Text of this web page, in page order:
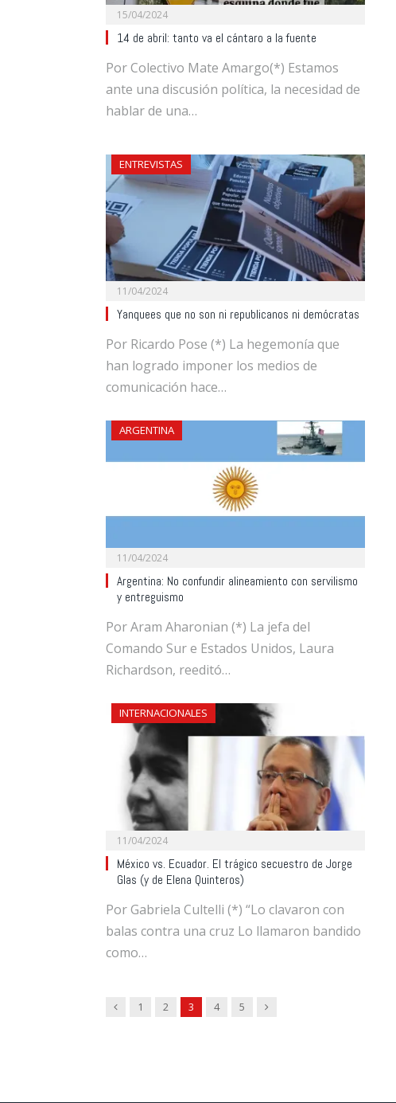
15/04/2024
14 de abril: tanto va el cántaro a la fuente
Por Colectivo Mate Amargo(*) Estamos
ante una discusión política, la necesidad de
hablar de una…
ENTREVISTAS
11/04/2024
Yanquees que no son ni republicanos ni demócratas
Por Ricardo Pose (*) La hegemonía que
han logrado imponer los medios de
comunicación hace…
ARGENTINA
11/04/2024
Argentina: No confundir alineamiento con servilismo
y entreguismo
Por Aram Aharonian (*) La jefa del
Comando Sur e Estados Unidos, Laura
Richardson, reeditó…
INTERNACIONALES
11/04/2024
México vs. Ecuador. El trágico secuestro de Jorge
Glas (y de Elena Quinteros)
Por Gabriela Cultelli (*) “Lo clavaron con
balas contra una cruz Lo llamaron bandido
como…
Previous
1 2 3 4 5 Next